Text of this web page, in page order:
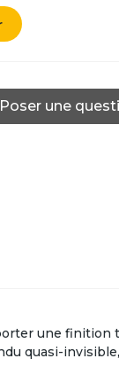
Poser une
une finition
quasi-